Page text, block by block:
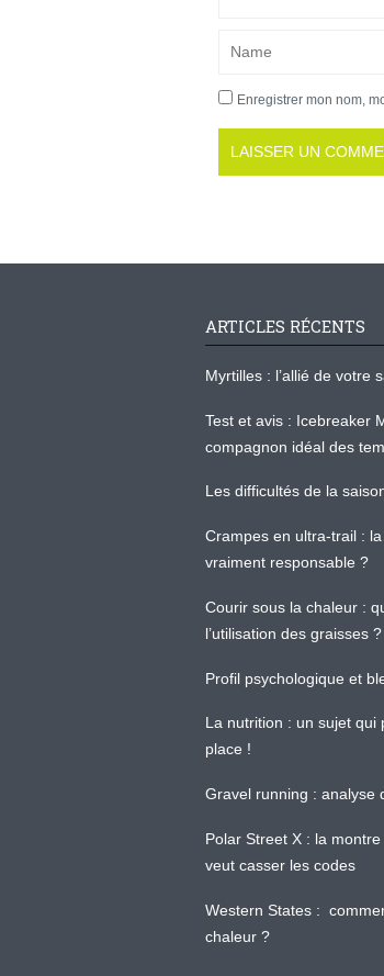
Enregistrer mon nom,
ARTICLES RÉCENTS
Myrtilles : l’allié de votre
Test et avis : Icebreaker
compagnon idéal des
Les difficultés de la
Crampes en ultra-trail :
vraiment responsable ?
Courir sous la chaleur :
l’utilisation des graisses ?
Profil psychologique et
La nutrition : un sujet qui
place !
Gravel running : analyse
Polar Street X : la
veut casser les codes
Western States :
chaleur ?